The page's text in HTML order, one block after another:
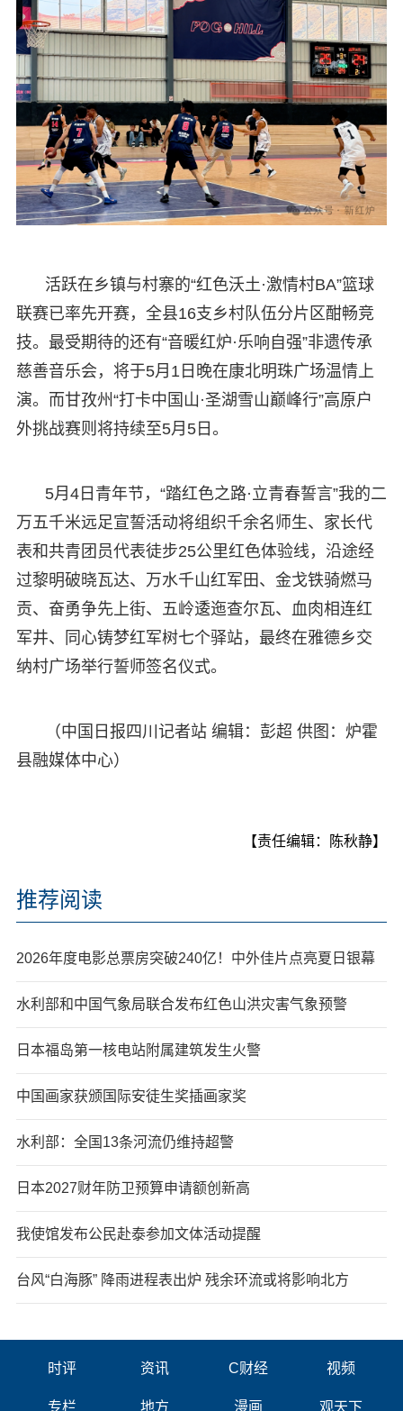
活跃在乡镇与村寨的“红色沃土·激情村BA”篮球
联赛已率先开赛，全县16支乡村队伍分片区酣畅竞
技。最受期待的还有“音暖红炉·乐响自强”非遗传承
慈善音乐会，将于5月1日晚在康北明珠广场温情上
演。而甘孜州“打卡中国山·圣湖雪山巅峰行”高原户
外挑战赛则将持续至5月5日。
5月4日青年节，“踏红色之路·立青春誓言”我的二
万五千米远足宣誓活动将组织千余名师生、家长代
表和共青团员代表徒步25公里红色体验线，沿途经
过黎明破晓瓦达、万水千山红军田、金戈铁骑燃马
贡、奋勇争先上街、五岭逶迤查尔瓦、血肉相连红
军井、同心铸梦红军树七个驿站，最终在雅德乡交
纳村广场举行誓师签名仪式。
（中国日报四川记者站 编辑：彭超 供图：炉霍
县融媒体中心）
【责任编辑：陈秋静】
推荐阅读
2026年度电影总票房突破240亿！中外佳片点亮夏日银幕
水利部和中国气象局联合发布红色山洪灾害气象预警
日本福岛第一核电站附属建筑发生火警
中国画家获颁国际安徒生奖插画家奖
水利部：全国13条河流仍维持超警
日本2027财年防卫预算申请额创新高
我使馆发布公民赴泰参加文体活动提醒
台风“白海豚” 降雨进程表出炉 残余环流或将影响北方
时评 资讯 C财经 视频
专栏 地方 漫画 观天下